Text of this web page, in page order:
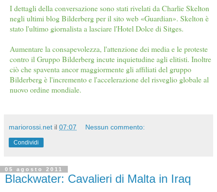
I dettagli della conversazione sono stati rivelati da Charlie Skelton
negli ultimi blog Bilderberg per il sito web «Guardian». Skelton è
stato l'ultimo giornalista a lasciare l'Hotel Dolce di Sitges.
Aumentare la consapevolezza, l'attenzione dei media e le proteste
contro il Gruppo Bilderberg incute inquietudine agli elitisti. Inoltre
ciò che spaventa ancor maggiormente gli affiliati del gruppo
Bilderberg è l'incremento e l'accelerazione del risveglio globale al
nuovo ordine mondiale.
mariorossi.net il 07:07 Nessun commento:
Condividi
05 agosto 2011
Blackwater: Cavalieri di Malta in Iraq